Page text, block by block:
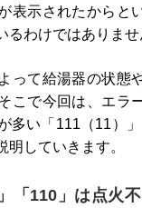
表示されたからと
るわけではありませ
って給湯器の状態
こで今回は、エラ
多い「111（11）」
していきます。
「110」は点火